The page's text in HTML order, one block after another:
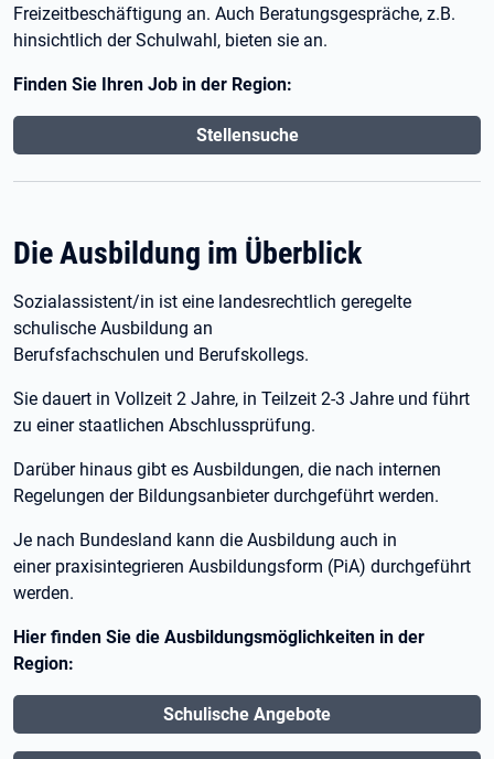
Freizeitbeschäftigung an. Auch Beratungsgespräche, z.B.
hinsichtlich der Schulwahl, bieten sie an.
Finden Sie Ihren Job in der Region:
Stellensuche
Die Ausbildung im Überblick
Sozialassistent/in ist eine landesrechtlich geregelte
schulische Ausbildung an
Berufsfachschulen und Berufskollegs.
Sie dauert in Vollzeit 2 Jahre, in Teilzeit 2-3 Jahre und führt
zu einer staatlichen Abschlussprüfung.
Darüber hinaus gibt es Ausbildungen, die nach internen
Regelungen der Bildungsanbieter durchgeführt werden.
Je nach Bundesland kann die Ausbildung auch in
einer praxisintegrieren Ausbildungsform (PiA) durchgeführt
werden.
Hier finden Sie die Ausbildungsmöglichkeiten in der
Region:
Schulische Angebote